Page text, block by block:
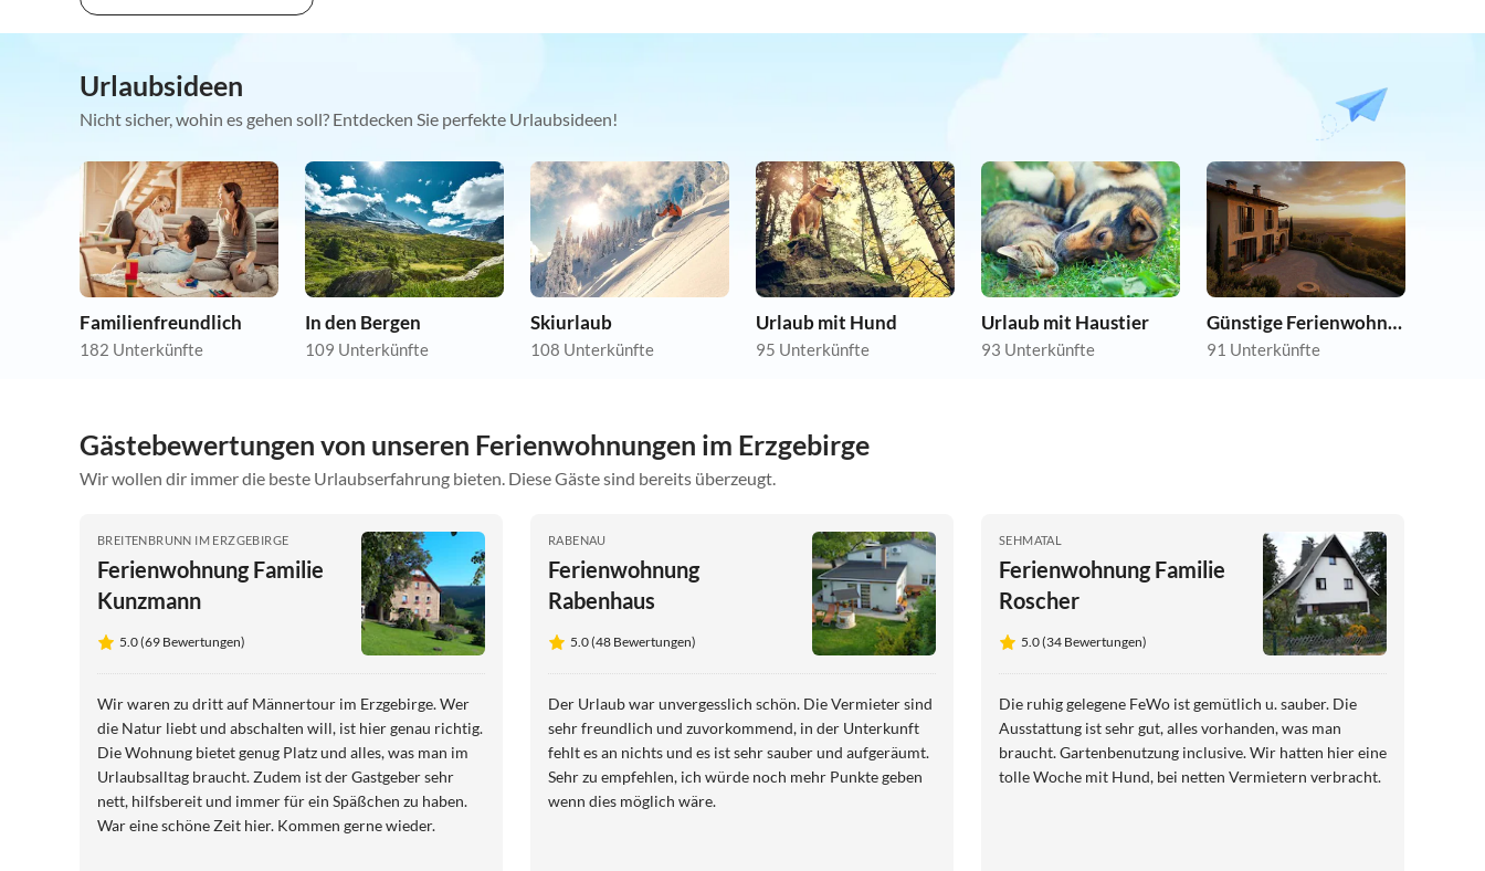
Urlaubsideen
Nicht sicher, wohin es gehen soll? Entdecken Sie perfekte Urlaubsideen!
Familienfreundlich
182 Unterkünfte
In den Bergen
109 Unterkünfte
Skiurlaub
108 Unterkünfte
Urlaub mit Hund
95 Unterkünfte
Urlaub mit Haustier
93 Unterkünfte
Günstige Ferienwohnungen
91 Unterkünfte
Gästebewertungen von unseren Ferienwohnungen im Erzgebirge
Wir wollen dir immer die beste Urlaubserfahrung bieten. Diese Gäste sind bereits überzeugt.
BREITENBRUNN IM ERZGEBIRGE
Ferienwohnung Familie
Kunzmann
5.0 (69 Bewertungen)
Wir waren zu dritt auf Männertour im Erzgebirge. Wer
die Natur liebt und abschalten will, ist hier genau richtig.
Die Wohnung bietet genug Platz und alles, was man im
Urlaubsalltag braucht. Zudem ist der Gastgeber sehr
nett, hilfsbereit und immer für ein Späßchen zu haben.
War eine schöne Zeit hier. Kommen gerne wieder.
RABENAU
Ferienwohnung
Rabenhaus
5.0 (48 Bewertungen)
Der Urlaub war unvergesslich schön. Die Vermieter sind
sehr freundlich und zuvorkommend, in der Unterkunft
fehlt es an nichts und es ist sehr sauber und aufgeräumt.
Sehr zu empfehlen, ich würde noch mehr Punkte geben
wenn dies möglich wäre.
SEHMATAL
Ferienwohnung Familie
Roscher
5.0 (34 Bewertungen)
Die ruhig gelegene FeWo ist gemütlich u. sauber. Die
Ausstattung ist sehr gut, alles vorhanden, was man
braucht. Gartenbenutzung inclusive. Wir hatten hier eine
tolle Woche mit Hund, bei netten Vermietern verbracht.